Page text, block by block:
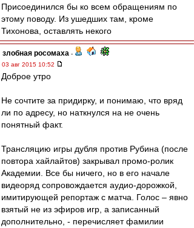
Присоединился бы ко всем обращениям по
этому поводу. Из ушедших там, кроме
Тихонова, оставлять некого
злобная росомаха -
03 авг 2015 10:52
Доброе утро
Не сочтите за придирку, и понимаю, что вряд
ли по адресу, но наткнулся на не очень
понятный факт.
Трансляцию игры дубля против Рубина (после
повтора хайлайтов) закрывал промо-ролик
Академии. Все бы ничего, но в его начале
видеоряд сопровождается аудио-дорожкой,
имитирующей репортаж с матча. Голос – явно
взятый не из эфиров игр, а записанный
дополнительно, - перечисляет фамилии